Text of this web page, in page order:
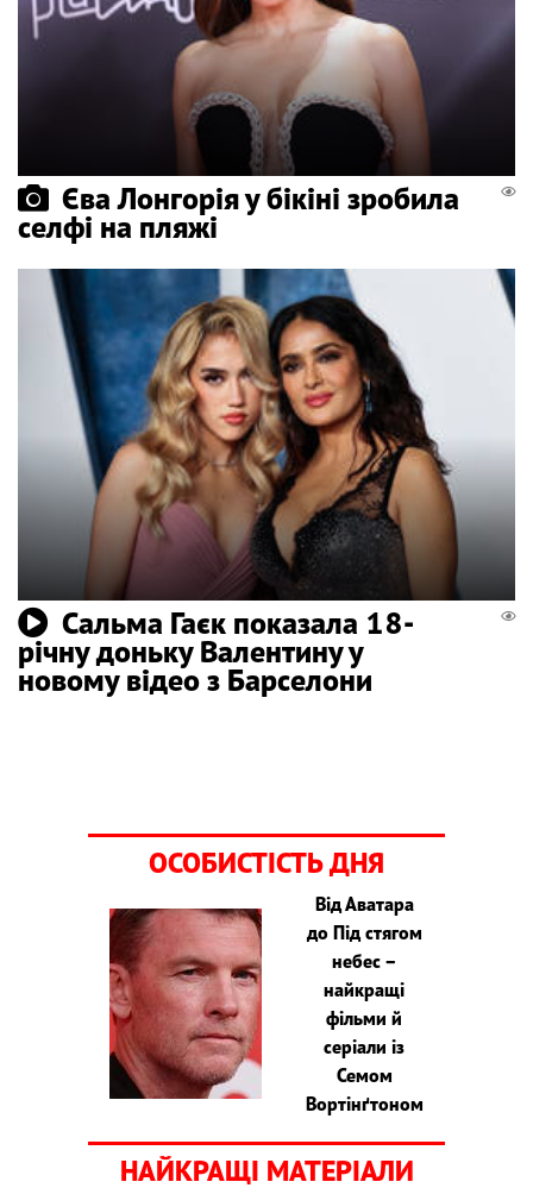
Єва Лонгорія у бікіні зробила
селфі на пляжі
Сальма Гаєк показала 18-
річну доньку Валентину у
новому відео з Барселони
ОСОБИСТІСТЬ ДНЯ
Від Аватара
до Під стягом
небес –
найкращі
фільми й
серіали із
Семом
Вортінґтоном
НАЙКРАЩІ МАТЕРІАЛИ